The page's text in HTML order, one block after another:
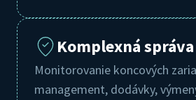
Komplexná správa
Monitorovanie koncových
management, dodávky,